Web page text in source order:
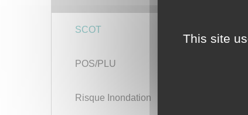
SCOT
POS/PLU
Risque Inondation
This site